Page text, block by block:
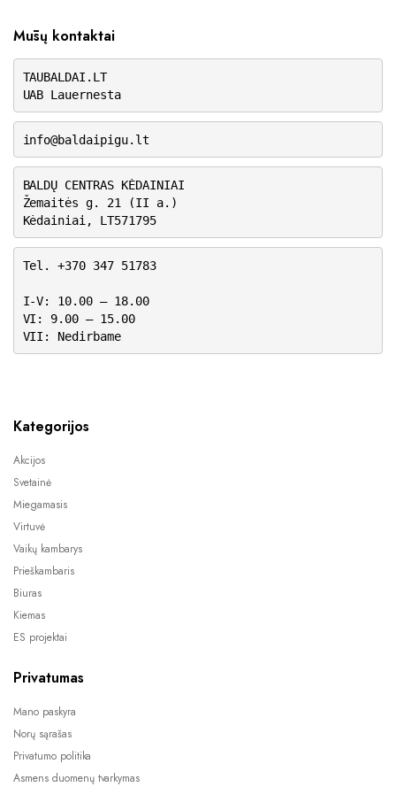
Mūsų kontaktai
TAUBALDAI.LT
UAB Lauernesta
info@baldaipigu.lt
BALDŲ CENTRAS KĖDAINIAI
Žemaitės g. 21 (II a.)
Kėdainiai, LT571795
Tel. +370 347 51783
I-V: 10.00 – 18.00
VI: 9.00 – 15.00
VII: Nedirbame
Kategorijos
Akcijos
Svetainė
Miegamasis
Virtuvė
Vaikų kambarys
Prieškambaris
Biuras
Kiemas
ES projektai
Privatumas
Mano paskyra
Norų sąrašas
Privatumo politika
Asmens duomenų tvarkymas